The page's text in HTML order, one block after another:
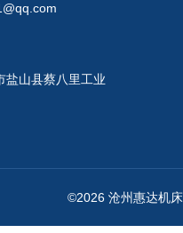
盐山县蔡八里工业
©2026 沧州惠达机